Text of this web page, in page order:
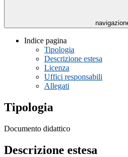
Indice pagina
Tipologia
Descrizione estesa
Licenza
Uffici responsabili
Allegati
Tipologia
Documento didattico
Descrizione estesa